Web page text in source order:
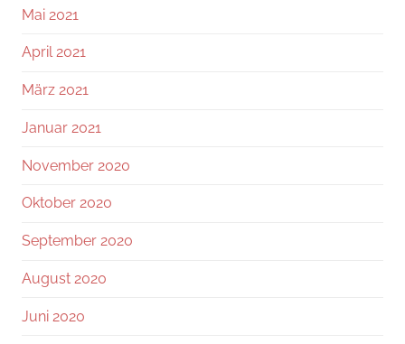
Mai 2021
April 2021
März 2021
Januar 2021
November 2020
Oktober 2020
September 2020
August 2020
Juni 2020